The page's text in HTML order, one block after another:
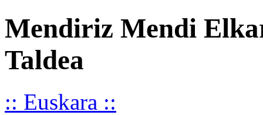
Mendiriz Mendi
Taldea
:: Euskara ::